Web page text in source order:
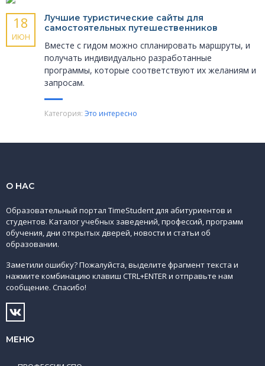
18
ИЮН
Лучшие туристические сайты для
самостоятельных путешественников
Вместе с гидом можно спланировать маршруты, и
получать индивидуально разработанные
программы, которые соответствуют их желаниям и
запросам.
Категория: Это интересно
О НАС
Образовательный портал TimeStudent для абитуриентов и
студентов. Каталог учебных заведений, профессий, программ
обучения, дни открытых дверей, новости и статьи об
образовании.
Заметили ошибку? Пожалуйста, выделите фрагмент текста и
нажмите комбинацию клавиш CTRL+ENTER и отправьте нам
сообщение. Спасибо!
МЕНЮ